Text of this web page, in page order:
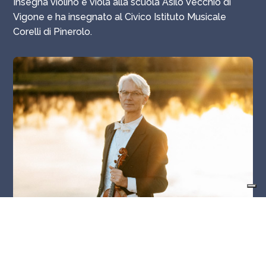
Vigone e ha insegnato al Civico Istituto Musicale
Corelli di Pinerolo.